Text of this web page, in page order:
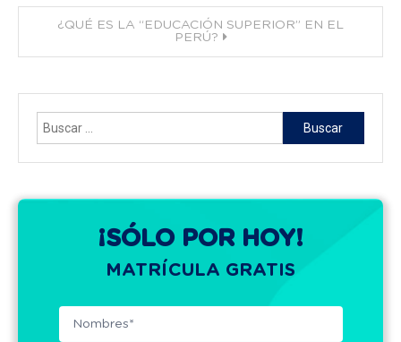
entradas
¿QUÉ ES LA “EDUCACIÓN SUPERIOR” EN EL
PERÚ?
Buscar:
¡SÓLO POR HOY!
MATRÍCULA GRATIS